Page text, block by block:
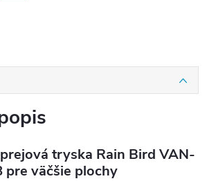
tryska Rain Bird VAN-
pre väčšie plochy